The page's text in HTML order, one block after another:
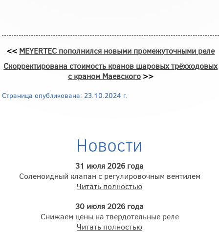
<< MEYERTEC пополнился новыми промежуточными реле
Скорректирована стоимость кранов шаровых трёхходовых
с краном Маевского>>
Страница опубликована: 23.10.2024 г.
Новости
31 июля 2026 года
Соленоидный клапан с регулировочным вентилем
Читать полностью
30 июля 2026 года
Снижаем цены на твердотельные реле
Читать полностью